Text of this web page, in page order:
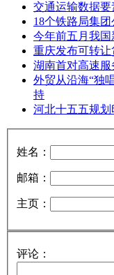
交通运输数据要
18个铁路局集
今年前五月我国
重庆发布可转让
湖南首对高速服
外贸从沿海“独
持
河北十五五规划
姓名：
邮箱：
主页：
评论：